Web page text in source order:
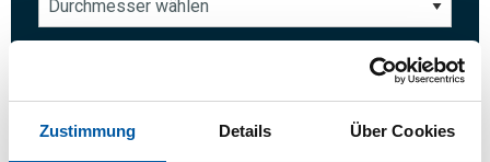
Zustimmung Details Über Cookies
Anzahl: Einheit: